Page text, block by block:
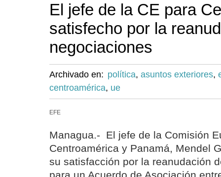
El jefe de la CE para
satisfecho por la
negociaciones
Archivado en: política, asuntos exteriores,
centroamérica, ue
EFE
Managua.- El jefe de la Comisión
Centroamérica y Panamá, Mendel
su satisfacción por la reanudación